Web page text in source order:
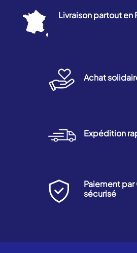
Livraison partout en
Achat
Expédition
Paiement par
sécurisé